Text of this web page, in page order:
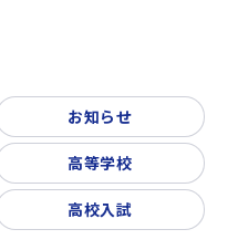
ご利用ガイド
お知らせ
高等学校
高校入試